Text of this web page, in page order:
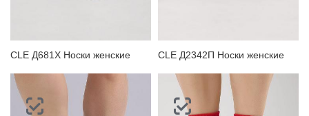
CLE Д681Х Носки женские CLE Д2342П Носки женские